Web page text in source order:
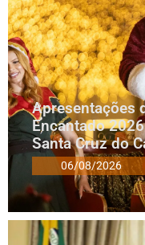
Apresentações
Encantado
Santa Cruz do
06/08/2026